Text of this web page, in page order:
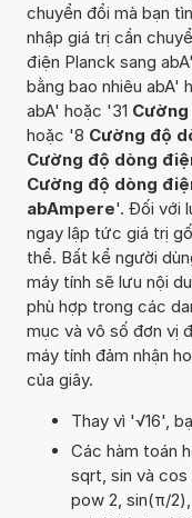
chuyển đổi mà bạn
nhập giá trị cần
điện Planck sang
bằng bao nhiêu abA'
abA' hoặc '31
hoặc '8 Cường độ
Cường độ dòng
Cường độ dòng
abAmpere'. Đối với
ngay lập tức giá trị
thể. Bất kể người
máy tính sẽ lưu nội
phù hợp trong các
mục và vô số đơn vị
máy tính đảm nhận
của giây.
Thay vì '√16',
Các hàm toán
sqrt, sin và
pow 2, sin(π/